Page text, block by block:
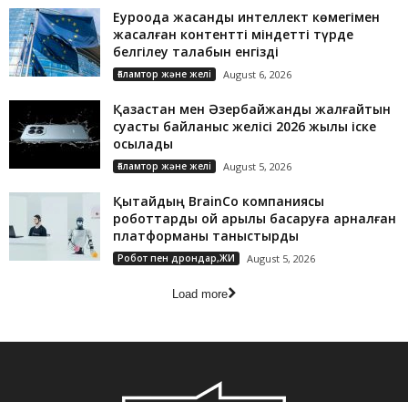
Еуроодақ жасанды интеллект көмегімен
жасалған контентті міндетті түрде
белгілеу талабын енгізді
Ғаламтор және желі August 6, 2026
Қазақстан мен Әзербайжанды жалғайтын
суасты байланыс желісі 2026 жылы іске
қосылады
Ғаламтор және желі August 5, 2026
Қытайдың BrainCo компаниясы
роботтарды ой арқылы басқаруға арналған
платформаны таныстырды
Робот пен дрондар,ЖИ August 5, 2026
Load more